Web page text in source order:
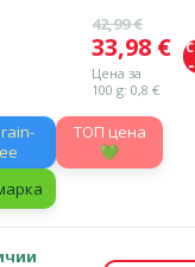
Исходная
42,99 €
Цена
33,98 €
Цена за
100 g: 0,8 €
TOП цена
💚